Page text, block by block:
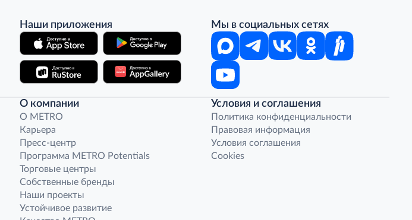
Наши приложения Мы в социальных сетях
О компании
O METRO
Карьера
Пресс-центр
Программа METRO Potentials
Торговые центры
Собственные бренды
Наши проекты
Устойчивое развитие
Условия и соглашения
Политика конфиденциальности
Правовая информация
Условия соглашения
Cookies